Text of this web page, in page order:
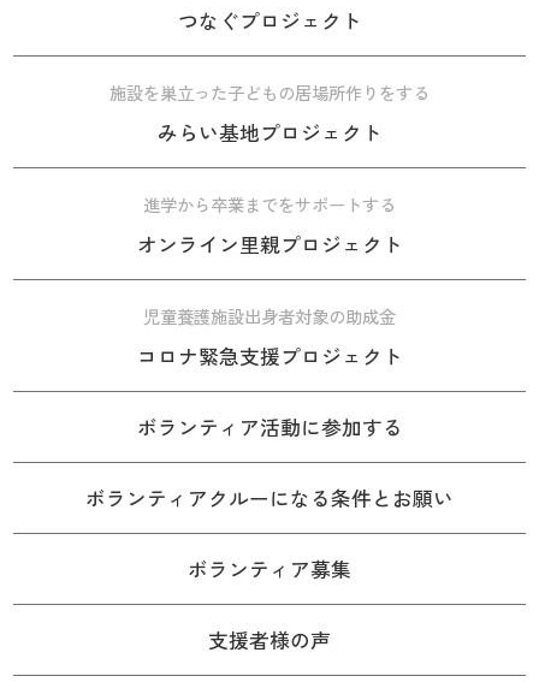
つなぐプロジェクト
施設を巣立った子どもの居場所作りをする
みらい基地プロジェクト
進学から卒業までをサポートする
オンライン里親プロジェクト
児童養護施設出身者対象の助成金
コロナ緊急支援プロジェクト
ボランティア活動に参加する
ボランティアクルーになる条件とお願い
ボランティア募集
支援者様の声